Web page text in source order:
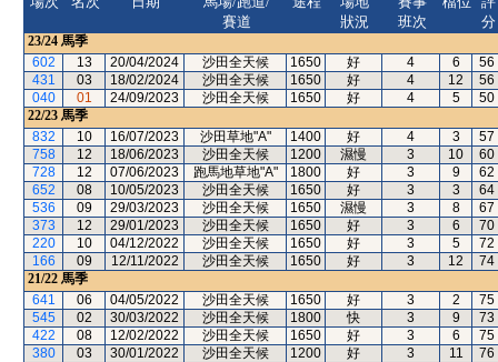
賽道
狀況
班次
分
23/24 馬季
602
13 20/04/2024 沙田全天候 1650 好 4 6
56
431
03 18/02/2024 沙田全天候 1650 好 4 12
56
040
01 24/09/2023 沙田全天候 1650 好 4 5
50
22/23 馬季
832
10 16/07/2023 沙田草地"A" 1400 好 4 3
57
758
12 18/06/2023 沙田全天候 1200 濕慢 3 10
60
728
12 07/06/2023 跑馬地草地"A" 1800 好 3 9
62
652
08 10/05/2023 沙田全天候 1650 好 3 3
64
536
09 29/03/2023 沙田全天候 1650 濕慢 3 8
67
373
12 29/01/2023 沙田全天候 1650 好 3 6
70
220
10 04/12/2022 沙田全天候 1650 好 3 5
72
166
09 12/11/2022 沙田全天候 1650 好 3 12
74
21/22 馬季
641
06 04/05/2022 沙田全天候 1650 好 3 2
75
545
02 30/03/2022 沙田全天候 1800 快 3 9
73
422
08 12/02/2022 沙田全天候 1650 好 3 6
75
380
03 30/01/2022 沙田全天候 1200 好 3 11
76